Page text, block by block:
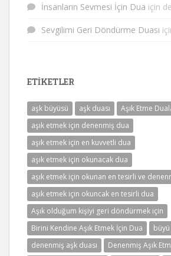
İnsanların Sevmesi İçin Dua için
Sevgilimi Geri Döndürme Duası
ETIKETLER
aşk büyüsü aşk duası
Aşık Etme
aşık etmek için denenmiş dua
aşık etmek için en kuvvetli dua
aşık etmek için okunacak dua
aşık etmek için okunan en tesirli ve
aşık etmek için okuncak en tesirli dua
Aşık olduğum kişiyi geri döndürmek için
Birini Kendine Aşık Etmek İçin Dua
büyü
denenmiş aşk duası
Denenmiş Aşık